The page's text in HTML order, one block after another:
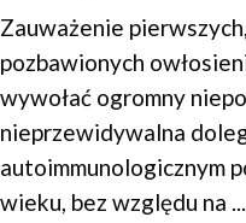
Zauważenie
pozbawionych
wywołać ogromny
nieprzewidywalna
autoimmunologicznym
wieku, bez względu na ...